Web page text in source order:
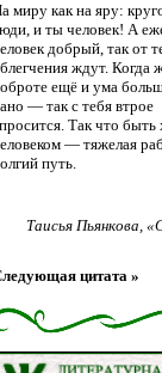
миру как на яру:
и ты человек! А
добрый, так от
ждут. Когда
ещё и ума
— так с тебя втрое
Так что
— тяжелая
путь.
Таисья Пьянкова,
цитата »